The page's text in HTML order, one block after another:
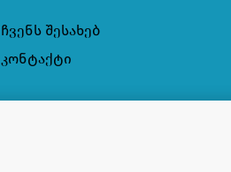
ჩვენს შესახებ
კონტაქტი